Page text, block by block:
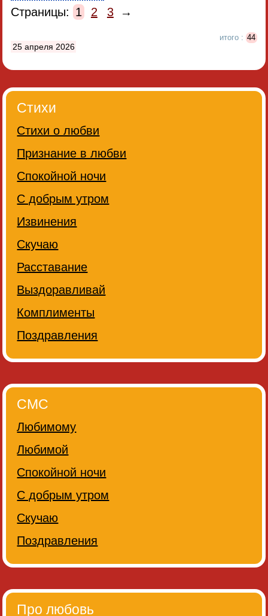
Страницы: 1 2 3 →
итого : 44
25 апреля 2026
Стихи
Стихи о любви
Признание в любви
Спокойной ночи
С добрым утром
Извинения
Скучаю
Расставание
Выздоравливай
Комплименты
Поздравления
СМС
Любимому
Любимой
Спокойной ночи
С добрым утром
Скучаю
Поздравления
Про любовь